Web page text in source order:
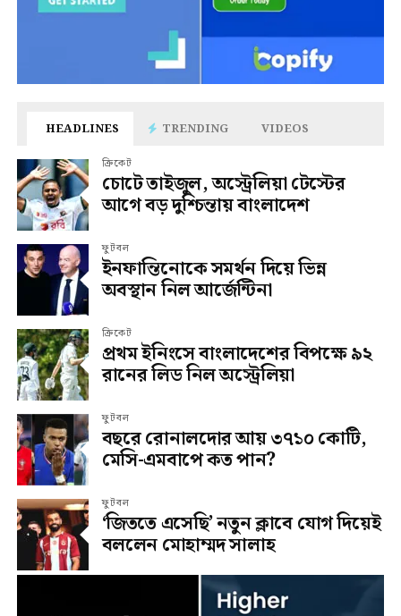
HEADLINES TRENDING VIDEOS
ক্রিকেট
চোটে তাইজুল, অস্ট্রেলিয়া টেস্টের
আগে বড় দুশ্চিন্তায় বাংলাদেশ
ফুটবল
ইনফান্তিনোকে সমর্থন দিয়ে ভিন্ন
অবস্থান নিল আর্জেন্টিনা
ক্রিকেট
প্রথম ইনিংসে বাংলাদেশের বিপক্ষে ৯২
রানের লিড নিল অস্ট্রেলিয়া
ফুটবল
বছরে রোনালদোর আয় ৩৭১০ কোটি,
মেসি-এমবাপে কত পান?
ফুটবল
‘জিততে এসেছি’ নতুন ক্লাবে যোগ দিয়েই
বললেন মোহাম্মদ সালাহ